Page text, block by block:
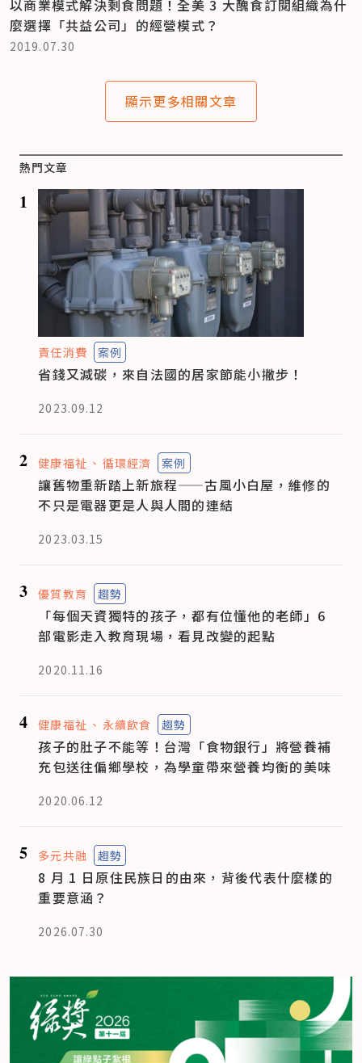
以商業模式解決剩食問題！全美 3 大醜食訂閱組織為什
麼選擇「共益公司」的經營模式？
2019.07.30
顯示更多相關文章
熱門文章
1
責任消費 案例
省錢又減碳，來自法國的居家節能小撇步！
2023.09.12
2 健康福祉 循環經濟 案例
讓舊物重新踏上新旅程——古風小白屋，維修的
不只是電器更是人與人間的連結
2023.03.15
3 優質教育 趨勢
「每個天資獨特的孩子，都有位懂他的老師」6
部電影走入教育現場，看見改變的起點
2020.11.16
4 健康福祉 永續飲食 趨勢
孩子的肚子不能等！台灣「食物銀行」將營養補
充包送往偏鄉學校，為學童帶來營養均衡的美味
2020.06.12
5 多元共融 趨勢
8 月 1 日原住民族日的由來，背後代表什麼樣的
重要意涵？
2026.07.30